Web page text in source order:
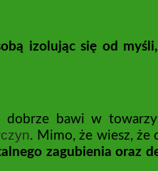
izolując się od
dobrze bawi w
. Mimo, że wiesz, że
zagubienia oraz